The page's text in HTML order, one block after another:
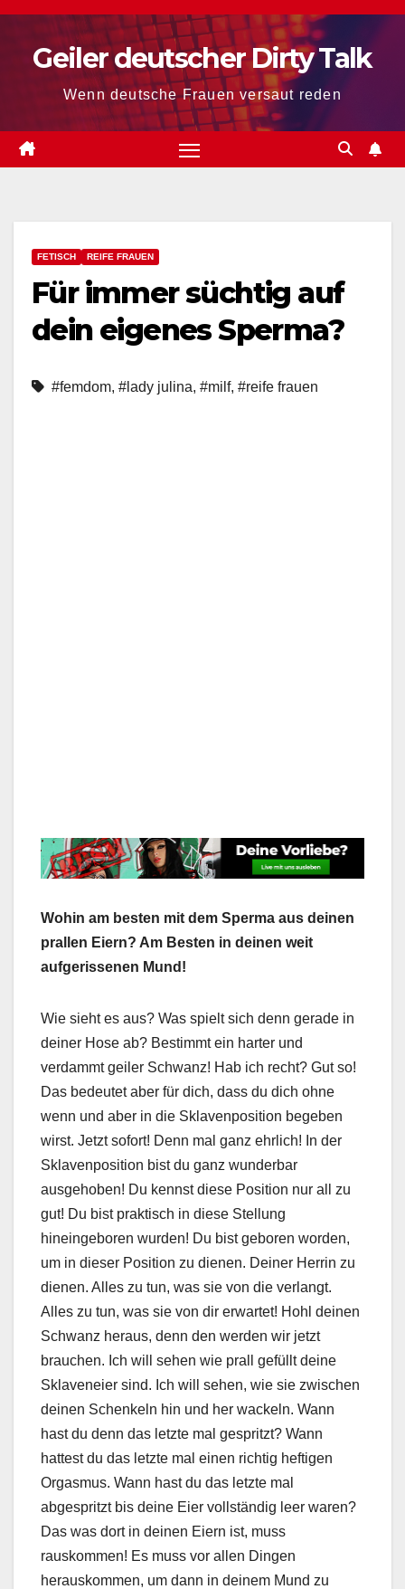
Zum
springenGeiler deutscher Dirty Talk
Wenn deutsche Frauen versaut reden
FETISCH REIFE FRAUEN
Für immer süchtig auf
dein eigenes Sperma?
#femdom, #lady julina, #milf, #reife frauen
Wohin am besten mit dem Sperma aus deinen
prallen Eiern? Am Besten in deinen weit
aufgerissenen Mund!
Wie sieht es aus? Was spielt sich denn gerade in
deiner Hose ab? Bestimmt ein harter und
verdammt geiler Schwanz! Hab ich recht? Gut so!
Das bedeutet aber für dich, dass du dich ohne
wenn und aber in die Sklavenposition begeben
wirst. Jetzt sofort! Denn mal ganz ehrlich! In der
Sklavenposition bist du ganz wunderbar
ausgehoben! Du kennst diese Position nur all zu
gut! Du bist praktisch in diese Stellung
hineingeboren wurden! Du bist geboren worden,
um in dieser Position zu dienen. Deiner Herrin zu
dienen. Alles zu tun, was sie von die verlangt.
Alles zu tun, was sie von dir erwartet! Hohl deinen
Schwanz heraus, denn den werden wir jetzt
brauchen. Ich will sehen wie prall gefüllt deine
Sklaveneier sind. Ich will sehen, wie sie zwischen
deinen Schenkeln hin und her wackeln. Wann
hast du denn das letzte mal gespritzt? Wann
hattest du das letzte mal einen richtig heftigen
Orgasmus. Wann hast du das letzte mal
abgespritzt bis deine Eier vollständig leer waren?
Das was dort in deinen Eiern ist, muss
rauskommen! Es muss vor allen Dingen
herauskommen, um dann in deinem Mund zu